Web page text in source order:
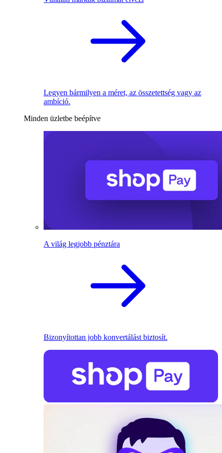
Legyen bármilyen a méret, az összetettség vagy az
ambíció.
Minden üzletbe beépítve
A világ legjobb pénztára
Bizonyítottan jobb konvertálást biztosít.